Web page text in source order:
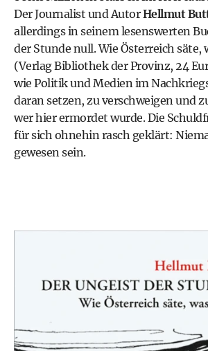
Der Journalist und AutorHellmut
allerdings in seinem lesenswerten
der Stunde null. Wie Österreich säte,
(Verlag Bibliothek der Provinz, 24
wie Politik und Medien im
daran setzen, zu verschweigen und
wer hier ermordet wurde. Die
für sich ohnehin rasch geklärt:
gewesen sein.